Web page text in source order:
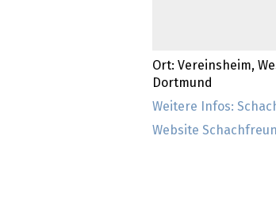
Ort: Vereinsheim,
Dortmund
Weitere Infos:
Website